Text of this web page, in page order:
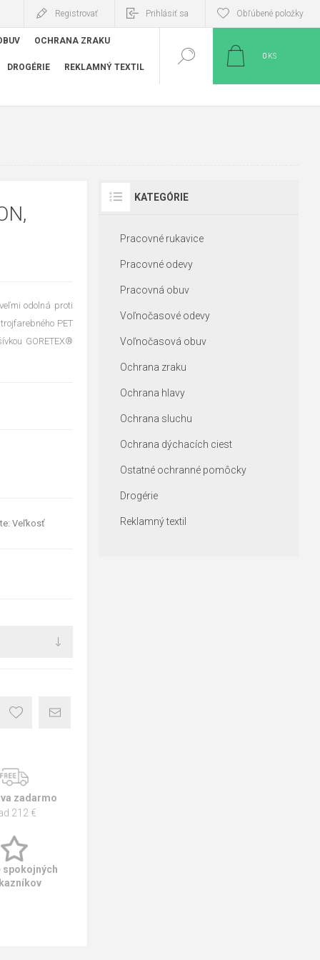
Registrovať Prihlásiť sa Obľúbené položky
OCHRANA ZRAKU
DROGÉRIE REKLAMNÝ TEXTIL
0 KS
odolná proti
PET
GORETEX®
Veľkosť
zadarmo
212 €
KATEGÓRIE
Pracovné rukavice
Pracovné odevy
Pracovná obuv
Voľnočasové odevy
Voľnočasová obuv
Ochrana zraku
Ochrana hlavy
Ochrana sluchu
Ochrana dýchacích ciest
Ostatné ochranné pomôcky
Drogérie
Reklamný textil